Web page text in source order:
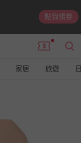
點我領券
家居 旅遊